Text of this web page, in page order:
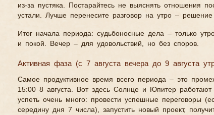
из-за пустяка. Постарайтесь не выяснять отношения
устали. Лучше перенесите разговор на утро –
Итог начала периода: судьбоносные дела – только
и покой. Вечер – для удовольствий, но без споров.
Активная фаза (с 7 августа вечера до 9 августа
Самое продуктивное время всего периода – это
15:00 8 августа. Вот здесь Солнце и Юпитер
успеть очень много: провести успешные переговоры
середину дня 7 числа), запустить новый проект,